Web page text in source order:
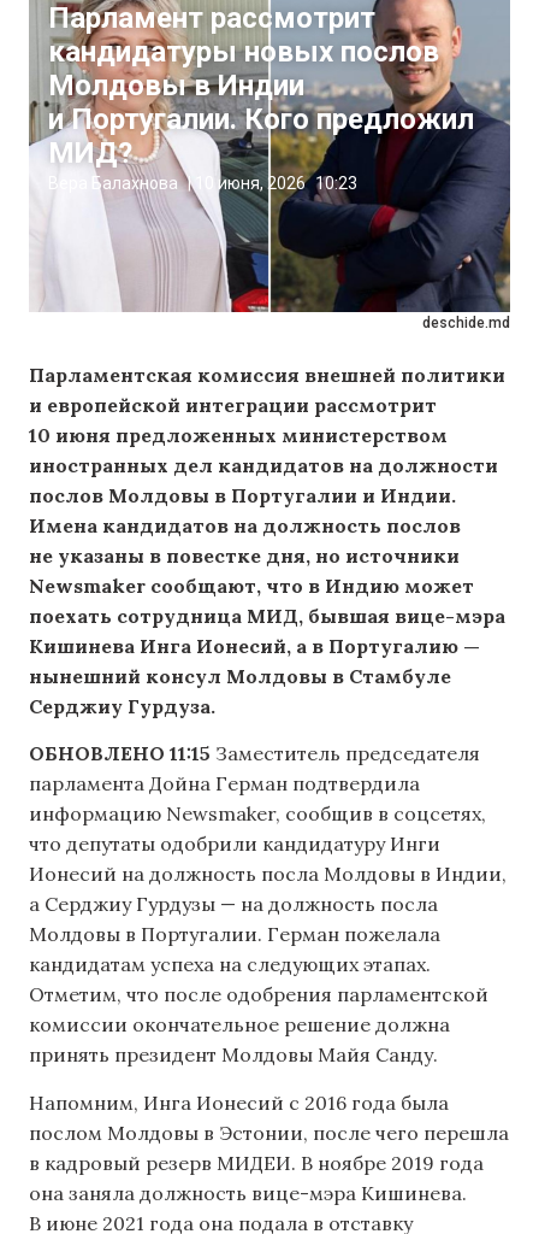
deschide.md
Парламент рассмотрит
кандидатуры новых послов
Молдовы в Индии
и Португалии. Кого предложил
МИД?
Вера Балахнова | 10 июня, 2026 10:23
Парламентская комиссия внешней политики
и европейской интеграции рассмотрит
10 июня предложенных министерством
иностранных дел кандидатов на должности
послов Молдовы в Португалии и Индии.
Имена кандидатов на должность послов
не указаны в повестке дня, но источники
Newsmaker сообщают, что в Индию может
поехать сотрудница МИД, бывшая вице-мэра
Кишинева Инга Ионесий, а в Португалию —
нынешний консул Молдовы в Стамбуле
Серджиу Гурдуза.
ОБНОВЛЕНО 11:15 Заместитель председателя
парламента Дойна Герман подтвердила
информацию Newsmaker, сообщив в соцсетях,
что депутаты одобрили кандидатуру Инги
Ионесий на должность посла Молдовы в Индии,
а Серджиу Гурдузы — на должность посла
Молдовы в Португалии. Герман пожелала
кандидатам успеха на следующих этапах.
Отметим, что после одобрения парламентской
комиссии окончательное решение должна
принять президент Молдовы Майя Санду.
Напомним, Инга Ионесий с 2016 года была
послом Молдовы в Эстонии, после чего перешла
в кадровый резерв МИДЕИ. В ноябре 2019 года
она заняла должность вице-мэра Кишинева.
В июне 2021 года она подала в отставку